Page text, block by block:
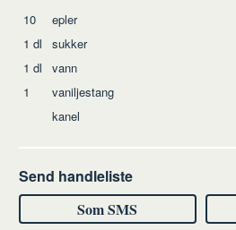
Ingredienser
10
epler
1 dl
sukker
1 dl
vann
1
vaniljestang
kanel
Send handleliste
Som SMS